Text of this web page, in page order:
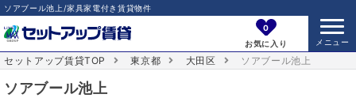
ソアブール池上/家具家電付き賃貸物件
0
お気に入り
セットアップ賃貸TOP 東京都 大田区 ソアブール池上
ソアブール池上